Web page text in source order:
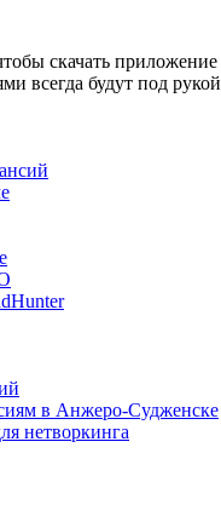
скачать приложение
всегда будут под рукой
в Анжеро-Судженске
нетворкинга